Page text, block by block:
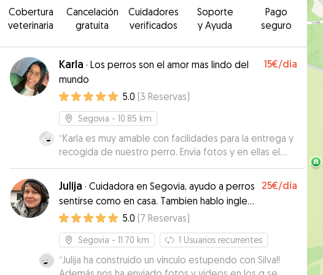
Cobertura
veterinaria
Cancelación
gratuita
Cuidadores
verificados
Soporte
y Ayuda
Pago
seguro
Karla · Los perros son el amor mas lindo del
mundo
15€/día
5.0 (3 Reservas)
Segovia - 10.85 km
“Karla es muy amable con facilidades para la entrega y
recogida de nuestro perro. Envía fotos y en ellas el
perro estaba muy relajado con la sensación de estar
muy a gusto. Yo la tendré en cuenta si tengo que dejar
a mi perro en otra ocasión.”
Julija · Cuidadora en Segovia, ayudo a perros
sentirse como en casa. Tambien hablo ingles
y ruso.
25€/día
5.0 (7 Reservas)
Segovia - 11.70 km 1 Usuarios recurrentes
“Julija ha construido un vínculo estupendo con Silva!!